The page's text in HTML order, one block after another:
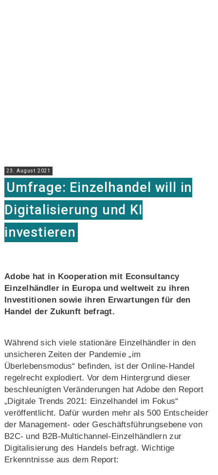
23. August 2021
Umfrage: Einzelhandel will in
Digitalisierung und KI
investieren
Adobe hat in Kooperation mit Econsultancy
Einzelhändler in Europa und weltweit zu ihren
Investitionen sowie ihren Erwartungen für den
Handel der Zukunft befragt.
Während sich viele stationäre Einzelhändler in den
unsicheren Zeiten der Pandemie „im
Überlebensmodus“ befinden, ist der Online-Handel
regelrecht explodiert. Vor dem Hintergrund dieser
beschleunigten Veränderungen hat Adobe den Report
„Digitale Trends 2021: Einzelhandel im Fokus“
veröffentlicht. Dafür wurden mehr als 500 Entscheider
der Management- oder Geschäftsführungsebene von
B2C- und B2B-Multichannel-Einzelhändlern zur
Digitalisierung des Handels befragt. Wichtige
Erkenntnisse aus dem Report: